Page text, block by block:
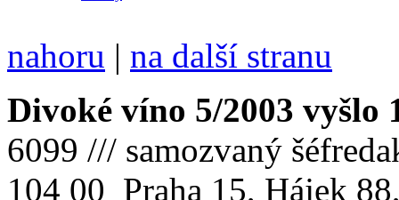
nahoru | na další stranu
Divoké víno 5/2003 vyšlo
6099 /// samozvaný
104 00 Praha 15, Hájek